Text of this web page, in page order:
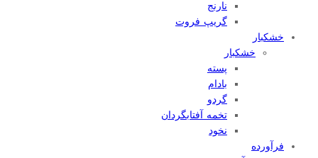
نارنج
گریپ فروت
خشکبار
خشکبار
پسته
بادام
گردو
تخمه آفتابگردان
نخود
فرآورده